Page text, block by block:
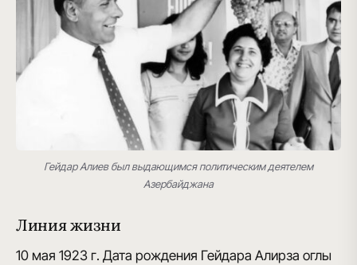
Гейдар Алиев был выдающимся политическим деятелем
Азербайджана
Линия жизни
10 мая 1923 г. Дата рождения Гейдара Алирза оглы